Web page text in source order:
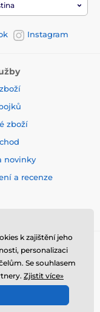
Instagram
zboží
novinky
a recenze
k zajištění jeho
personalizaci
Se souhlasem
Zjistit více»